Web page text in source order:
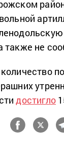
также не
достигло